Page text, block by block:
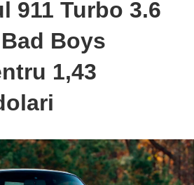
911 Turbo 3.6
Boys
1,43